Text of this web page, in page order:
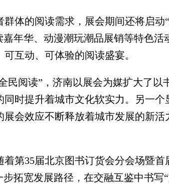
的阅读需求，展会期间还将启动
嘉年华、动漫潮玩潮品展销等特色活
互动、可体验的阅读盛宴。
阅读”，济南以展会为媒扩大了以
同时提升着城市文化软实力。另一个
会效应不断释放着城市发展的新活
35届北京图书订货会分会场暨首
拓宽发展路径，在交融互鉴中书写“